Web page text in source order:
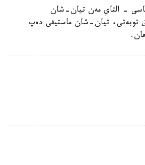
- التاي مەن تيان-شان
توبەتى، تيان-شان ماستيفى دەپ